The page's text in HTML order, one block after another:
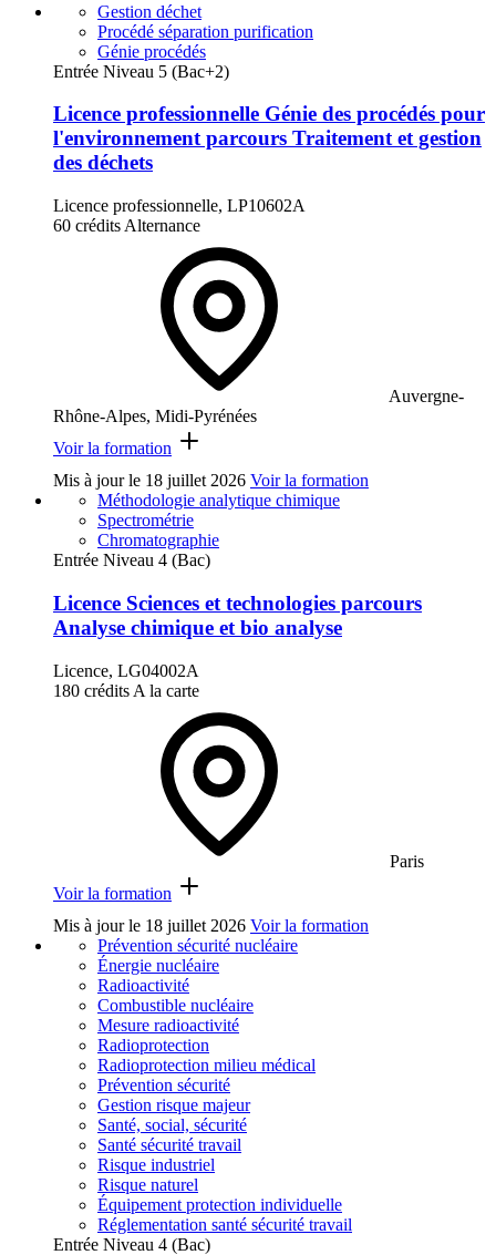
Gestion déchet
Procédé séparation purification
Génie procédés
Entrée Niveau 5 (Bac+2)
Licence professionnelle Génie des procédés pour
l'environnement parcours Traitement et gestion
des déchets
Licence professionnelle, LP10602A
60 crédits Alternance
Auvergne-
Rhône-Alpes, Midi-Pyrénées
Voir la formation
Mis à jour le 18 juillet 2026 Voir la formation
Méthodologie analytique chimique
Spectrométrie
Chromatographie
Entrée Niveau 4 (Bac)
Licence Sciences et technologies parcours
Analyse chimique et bio analyse
Licence, LG04002A
180 crédits A la carte
Paris
Voir la formation
Mis à jour le 18 juillet 2026 Voir la formation
Prévention sécurité nucléaire
Énergie nucléaire
Radioactivité
Combustible nucléaire
Mesure radioactivité
Radioprotection
Radioprotection milieu médical
Prévention sécurité
Gestion risque majeur
Santé, social, sécurité
Santé sécurité travail
Risque industriel
Risque naturel
Équipement protection individuelle
Réglementation santé sécurité travail
Entrée Niveau 4 (Bac)